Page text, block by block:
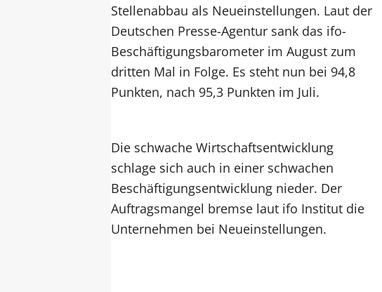
Stellenabbau als Neueinstellungen. Laut der
Deutschen Presse-Agentur sank das ifo-
Beschäftigungsbarometer im August zum
dritten Mal in Folge. Es steht nun bei 94,8
Punkten, nach 95,3 Punkten im Juli.
Die schwache Wirtschaftsentwicklung
schlage sich auch in einer schwachen
Beschäftigungsentwicklung nieder. Der
Auftragsmangel bremse laut ifo Institut die
Unternehmen bei Neueinstellungen.